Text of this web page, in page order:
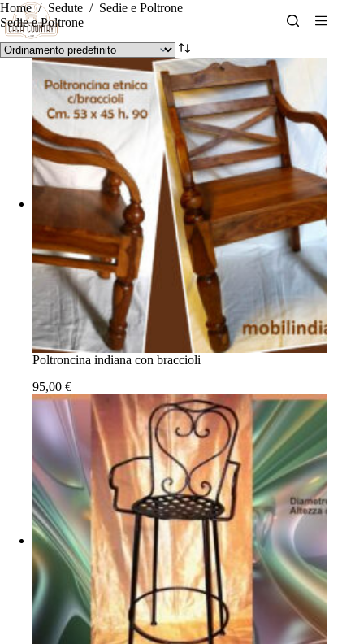
Salta
al
contenuto
Home / Sedute / Sedie e Poltrone
Sedie e Poltrone
Poltroncina indiana con braccioli
95,00 €